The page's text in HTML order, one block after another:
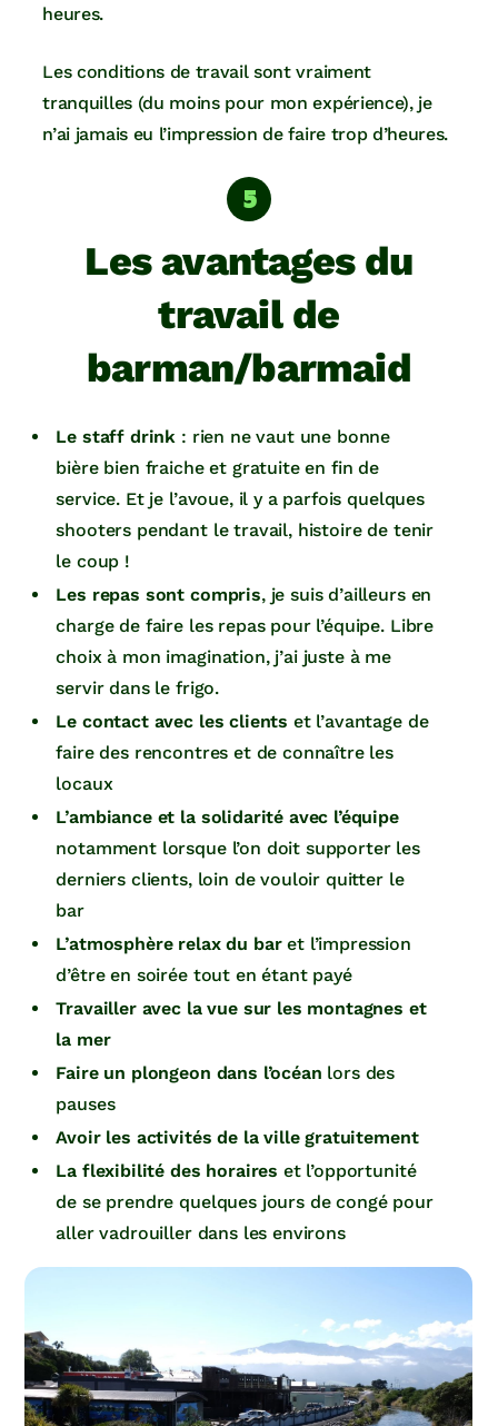
heures.
Les conditions de travail sont vraiment
tranquilles (du moins pour mon expérience), je
n’ai jamais eu l’impression de faire trop d’heures.
Les avantages du
travail de
barman/barmaid
Le staff drink : rien ne vaut une bonne
bière bien fraiche et gratuite en fin de
service. Et je l’avoue, il y a parfois quelques
shooters pendant le travail, histoire de tenir
le coup !
Les repas sont compris, je suis d’ailleurs en
charge de faire les repas pour l’équipe. Libre
choix à mon imagination, j’ai juste à me
servir dans le frigo.
Le contact avec les clients et l’avantage de
faire des rencontres et de connaître les
locaux
L’ambiance et la solidarité avec l’équipe
notamment lorsque l’on doit supporter les
derniers clients, loin de vouloir quitter le
bar
L’atmosphère relax du baret l’impression
d’être en soirée tout en étant payé
Travailler avec la vue sur les montagnes et
la mer
Faire un plongeon dans l’océan lors des
pauses
Avoir les activités de la ville gratuitement
La flexibilité des horaires et l’opportunité
de se prendre quelques jours de congé pour
aller vadrouiller dans les environs